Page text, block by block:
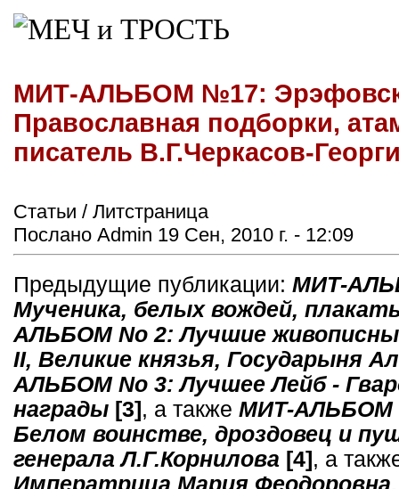
МИТ-АЛЬБОМ №17:
Православная подборки,
писатель В.Г.Черкасов-
Статьи / Литстраница
Послано Admin 19 Сен, 2010 г. - 12:09
Предыдущие публикации: МИТ-
Мученика, белых вождей,
АЛЬБОМ No 2: Лучшие
II, Великие князья, Государыня
АЛЬБОМ No 3: Лучшее Лейб -
награды [3] , а также МИТ-АЛЬБОМ
Белом воинстве, дроздовец и
генерала Л.Г.Корнилова [4] , а
Императрица Мария